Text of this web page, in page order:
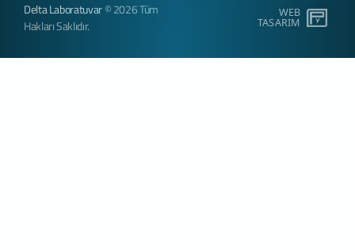
Delta Laboratuvar© 2026 Tüm
Hakları Saklıdır.
WEB
TASARIM